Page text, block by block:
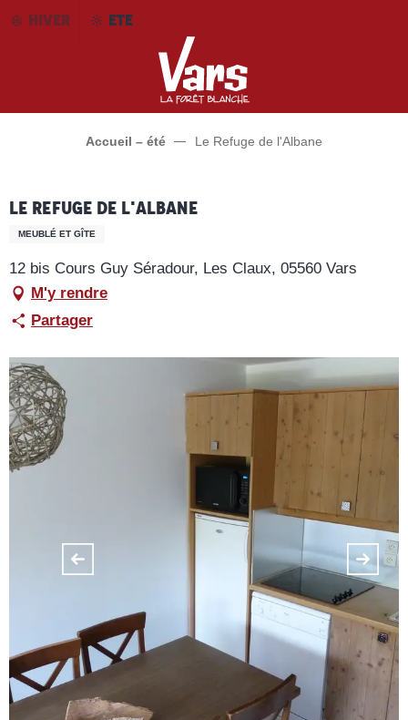
AllerHIVER ETE
Accueil – été Le Refuge de l'Albane
Le Refuge de l'Albane
MEUBLÉ ET GÎTE
12 bis Cours Guy Séradour, Les Claux, 05560 Vars
M'y rendre
Partager